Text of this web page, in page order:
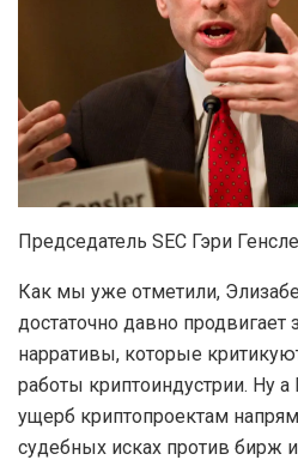
Председатель SEC Гэри
Как мы уже отметили,
достаточно давно продвигает
нарративы, которые
работы криптоиндустрии. Ну а
ущерб криптопроектам
судебных исках против бирж